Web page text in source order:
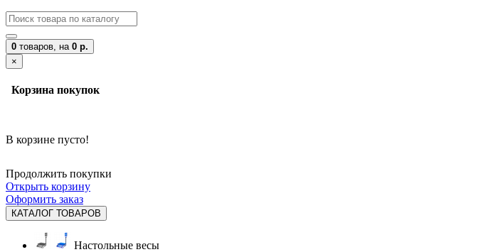
0 товаров, на 0 р.
×
Корзина покупок
В корзине пусто!
Продолжить покупки
Открыть корзину
Оформить заказ
КАТАЛОГ ТОВАРОВ
Настольные весы